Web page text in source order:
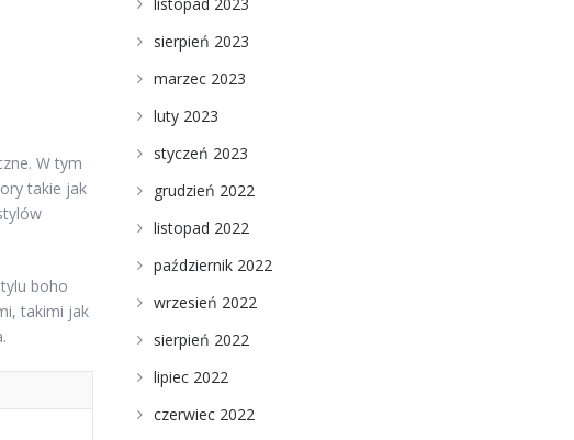
W tym
takie jak
boho
takimi jak
sierpień 2023
marzec 2023
luty 2023
styczeń 2023
grudzień 2022
listopad 2022
październik 2022
wrzesień 2022
sierpień 2022
lipiec 2022
czerwiec 2022